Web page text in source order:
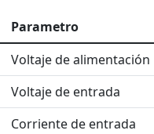
Parametro
Voltaje de alimentación
Voltaje de entrada
Corriente de entrada